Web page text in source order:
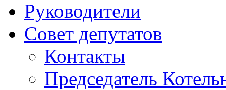
Руководители
Совет депутатов
Контакты
Председатель